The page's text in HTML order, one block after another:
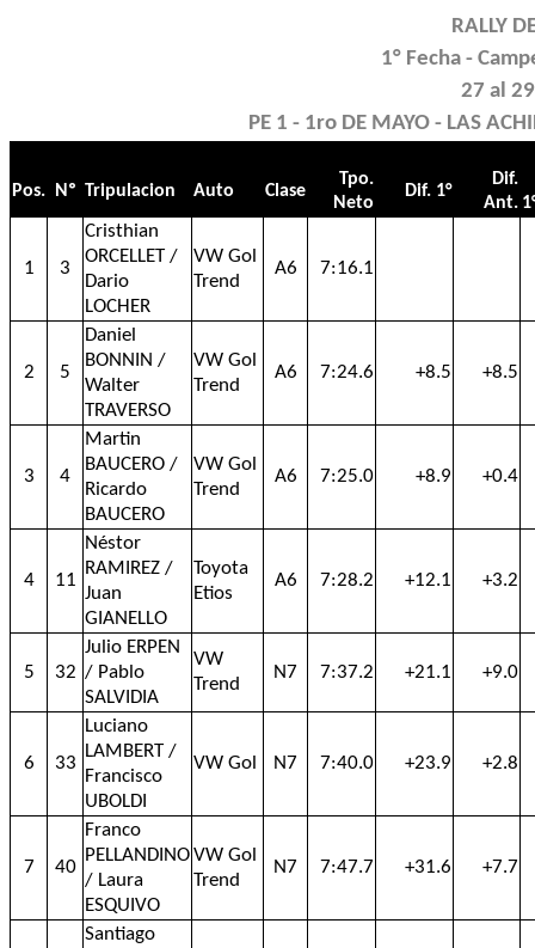
RALLY
1° Fecha -
27 al
PE 1 - 1ro DE MAYO - LAS
Pos. Nº Tripulacion Auto Clase
Tpo.
Neto
Dif. 1°
Dif.
Ant.
1 3
Cristhian
ORCELLET /
Dario
LOCHER
VW Gol
Trend
A6 7:16.1
2 5
Daniel
BONNIN /
Walter
TRAVERSO
VW Gol
Trend
A6 7:24.6 +8.5 +8.5
3 4
Martin
BAUCERO /
Ricardo
BAUCERO
VW Gol
Trend
A6 7:25.0 +8.9 +0.4
4 11
Néstor
RAMIREZ /
Juan
GIANELLO
Toyota
Etios
A6 7:28.2 +12.1 +3.2
5 32
Julio ERPEN
/ Pablo
SALVIDIA
VW
Trend
N7 7:37.2 +21.1 +9.0
6 33
Luciano
LAMBERT /
Francisco
UBOLDI
VW Gol N7 7:40.0 +23.9 +2.8
7 40
Franco
PELLANDINO
/ Laura
ESQUIVO
VW Gol
Trend
N7 7:47.7 +31.6 +7.7
Santiago